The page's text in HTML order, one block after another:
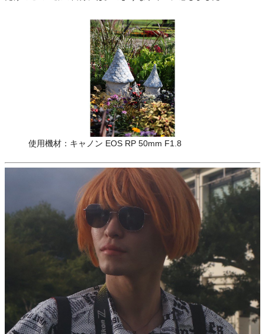
使用機材：キャノン EOS RP 50mm F1.8